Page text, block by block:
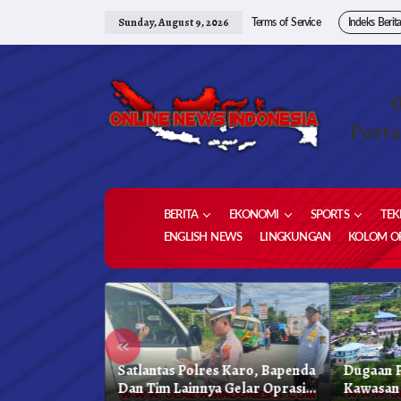
Sunday, August 9, 2026 Terms of Service Indeks Berita
BERITA EKONOMI SPORTS
ENGLISH NEWS
LINGKUNGAN KOLOM
«
Satlantas Polres Karo, Bapenda
Dan Tim Lainnya Gelar Oprasi
Dugaan